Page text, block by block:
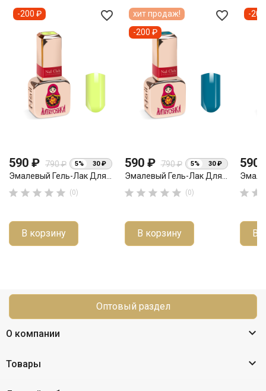
favorite_border
590 ₽ 790 ₽ 5% 30 ₽
Эмалевый Гель-Лак Для...
     (0)
В корзину
-200 ₽ favorite_border
590 ₽ 790 ₽ 5% 30 ₽
Эмалевый Гель-Лак Для...
     (0)
В корзину
хит продаж!
-200 ₽
590
 
В
-
Оптовый раздел
О компании 
Товары 